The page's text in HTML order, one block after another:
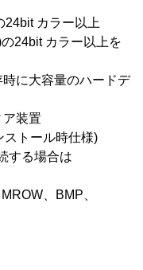
カラー以上
カラー以上を
大容量のハードデ
置
ル時仕様)
場合は
、BMP、